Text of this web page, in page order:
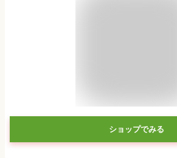
ショップでみる